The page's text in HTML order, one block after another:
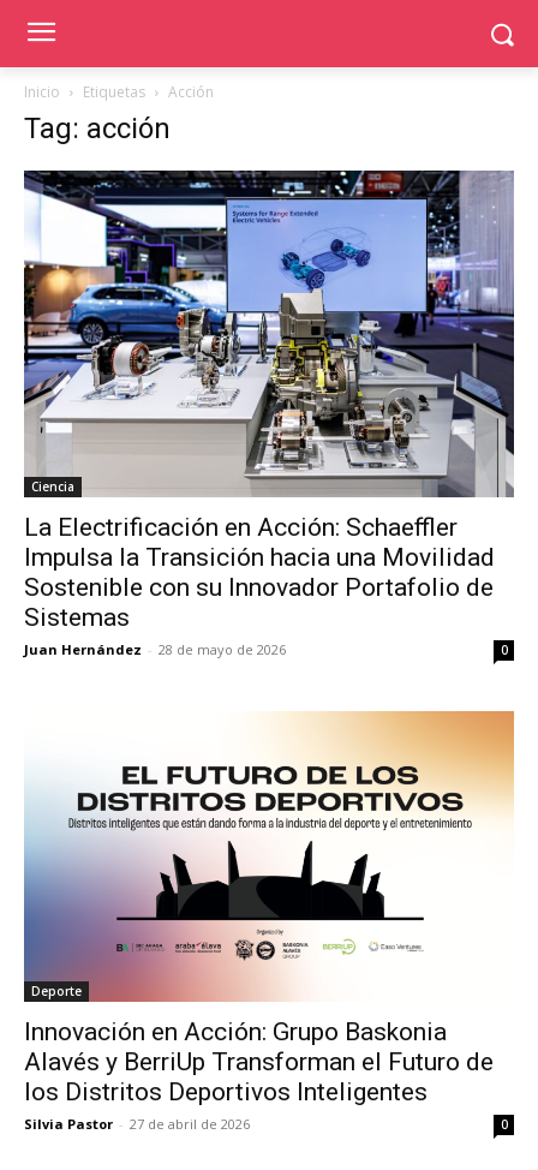
Inicio Etiquetas Acción
Tag: acción
Ciencia
La Electrificación en Acción: Schaeffler
Impulsa la Transición hacia una Movilidad
Sostenible con su Innovador Portafolio de
Sistemas
Juan Hernández - 28 de mayo de 2026 0
Deporte
Innovación en Acción: Grupo Baskonia
Alavés y BerriUp Transforman el Futuro de
los Distritos Deportivos Inteligentes
Silvia Pastor - 27 de abril de 2026 0